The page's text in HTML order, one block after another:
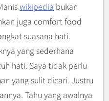
wikipedia bukan
juga comfort food
suasana hati.
yang sederhana
hati. Saya tidak perlu
yang sulit dicari. Justru
Tahu yang awalnya